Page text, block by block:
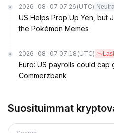
2026-08-07 07:26 (UTC)
US Helps Prop Up Yen, but
the Pokémon Memes
2026-08-07 07:18 (UTC)
Euro: US payrolls could cap
Commerzbank
Suosituimmat